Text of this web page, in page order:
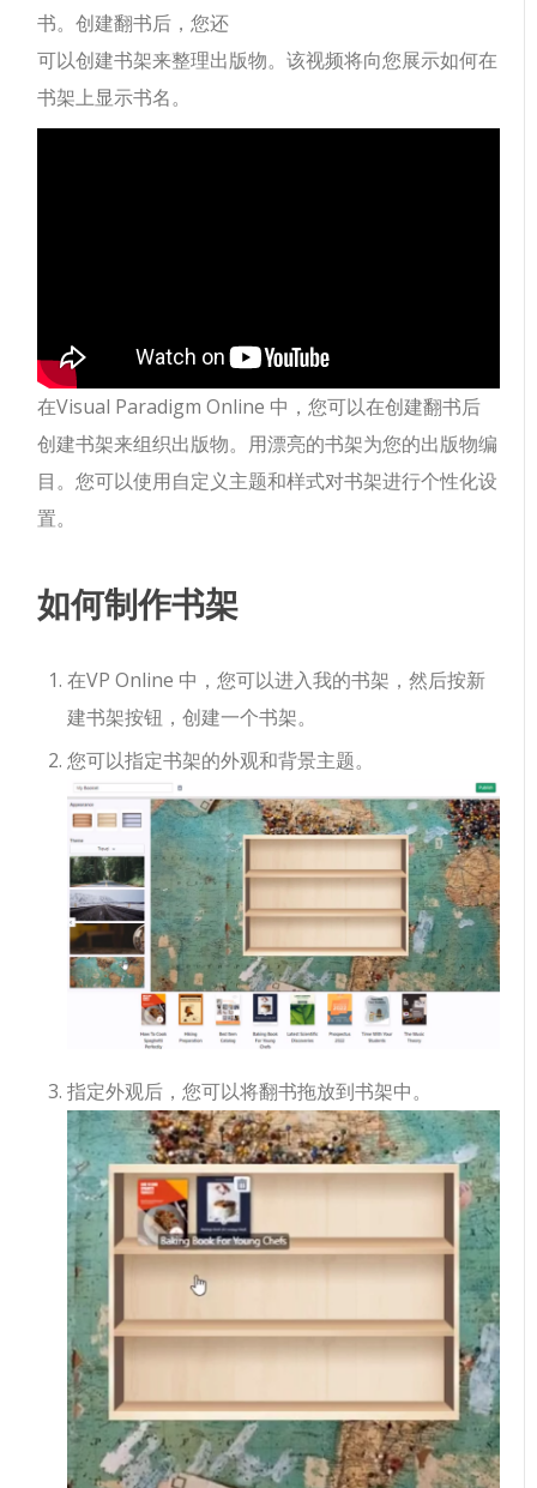
书。创建翻书后，您还
可以创建书架来整理出版物。该视频将向您展示如何在
书架上显示书名。
在Visual Paradigm Online 中，您可以在创建翻书后
创建书架来组织出版物。 用漂亮的书架为您的出版物编
目。您可以使用自定义主题和样式对书架进行个性化设
置。
如何制作书架
在VP Online 中，您可以进入我的书架，然后按新
建书架按钮，创建一个书架。
您可以指定书架的外观和背景主题。
指定外观后，您可以将翻书拖放到书架中。